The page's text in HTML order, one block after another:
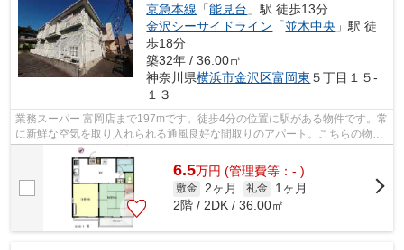
京急本線 「能見台 」駅 徒歩13分
金沢シーサイドライン 「並木中央 」駅 徒
歩18分
築32年 / 36.00㎡
神奈川県横浜市金沢区富岡東 ５丁目１５-
１３
業務スーパー 富岡店まで197mです。徒歩4分の位置に駅がある物件です。常
に新鮮な空気を取り入れられる通風良好な間取りのアパート。こちらの物件
はアパートです。物件のお問い合わせ...
6.5万円 (管理費等：- )
敷金 2ヶ月 礼金
1ヶ月
2階 / 2DK / 36.00㎡